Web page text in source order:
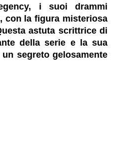
i suoi drammi
con la figura misteriosa
astuta scrittrice di
della serie e la sua
segreto gelosamente